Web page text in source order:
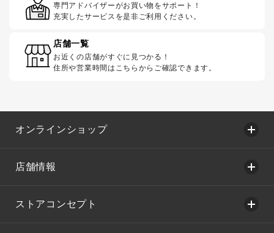
専門アドバイザーがお買い物をサポート！
充実したサービスを是非ご利用ください。
店舗一覧
お近くの店舗がすぐに見つかる！
住所や営業時間はこちらからご確認できます。
オンラインショップ
店舗情報
ストアコンセプト